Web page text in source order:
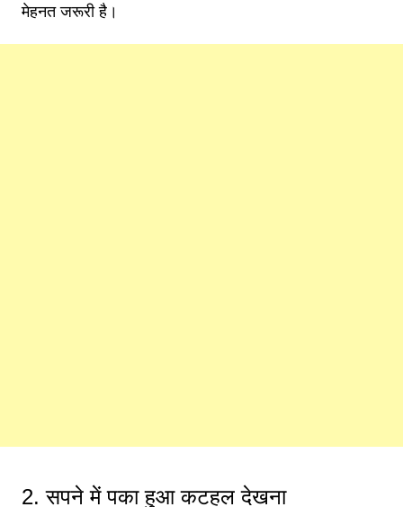
मेहनत जरूरी है।
2. सपने में पका हुआ कटहल देखना